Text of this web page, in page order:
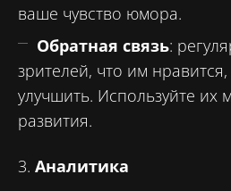
ваше чувство юмора.
Обратная связь:
зрителей, что им
улучшить. Используйте их
развития.
3. Аналитика